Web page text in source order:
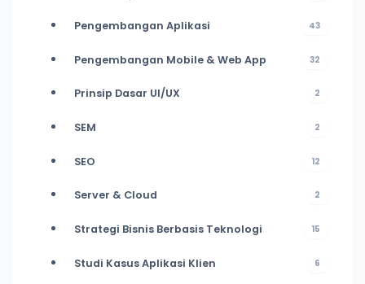
Pengembangan Aplikasi 43
Pengembangan Mobile & Web App 32
Prinsip Dasar UI/UX 2
SEM 2
SEO 12
Server & Cloud 2
Strategi Bisnis Berbasis Teknologi 15
Studi Kasus Aplikasi Klien 6